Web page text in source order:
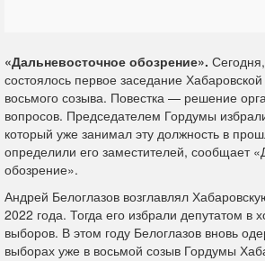
«Дальневосточное обозрение».
состоялось первое заседание
восьмого созыва. Повестка — решение
вопросов. Председателем Гордумы
который уже занимал эту должность в
определили его заместителей, сообщает
обозрение».
Андрей Белоглазов возглавлял
2022 года. Тогда его избрали депутатом в
выборов. В этом году Белоглазов вновь
выборах уже в восьмой созыв Гордумы